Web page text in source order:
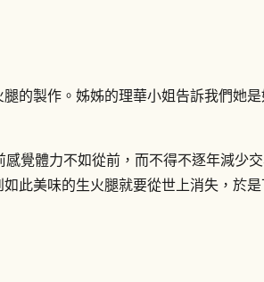
的製作。姊姊的理華小姐告訴我們她
感覺體力不如從前，而不得不逐年減少
此美味的生火腿就要從世上消失，於